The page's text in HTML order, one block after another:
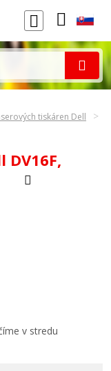
tiskáren Dell
v stredu